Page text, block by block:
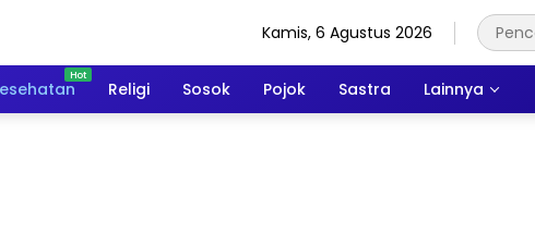
Kamis, 6 Agustus 2026
Religi Sosok Pojok Sastra Lainnya